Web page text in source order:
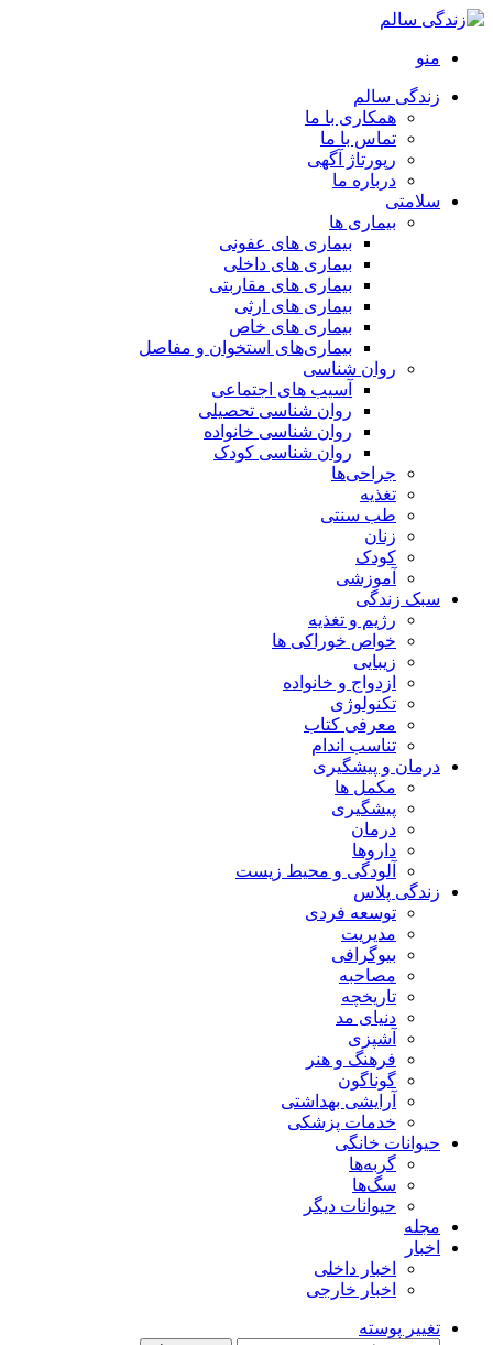
منو
زندگی سالم
همکاری با ما
تماس با ما
رپورتاژ آگهی
درباره ما
سلامتی
بیماری ها
بیماری های عفونی
بیماری های داخلی
بیماری های مقاربتی
بیماری های ارثی
بیماری های خاص
بیماری‌های استخوان و مفاصل
روان شناسی
آسیب های اجتماعی
روان شناسی تحصیلی
روان شناسی خانواده
روان شناسی کودک
جراحی‌ها
تغذیه
طب سنتی
زنان
کودک
آموزشی
سبک زندگی
رژیم و تغذیه
خواص خوراکی ها
زیبایی
ازدواج و خانواده
تکنولوژی
معرفی کتاب
تناسب اندام
درمان و پیشگیری
مکمل ها
پیشگیری
درمان
داروها
آلودگی و محیط زیست
زندگی پلاس
توسعه فردی
مدیریت
بیوگرافی
مصاحبه
تاریخچه
دنیای مد
آشپزی
فرهنگ و هنر
گوناگون
آرایشی بهداشتی
خدمات پزشکی
حیوانات خانگی
گربه‌ها
سگ‌ها
حیوانات دیگر
مجله
اخبار
اخبار داخلی
اخبار خارجی
تغییر پوسته